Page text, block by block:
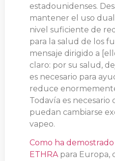
estadounidenses.
mantener el uso
nivel suficiente de
para la salud de los
mensaje dirigido a
claro: por su salud,
es necesario para
reduce
Todavía es
puedan cambiarse
vapeo.
Como ha
ETHRApara Europa,